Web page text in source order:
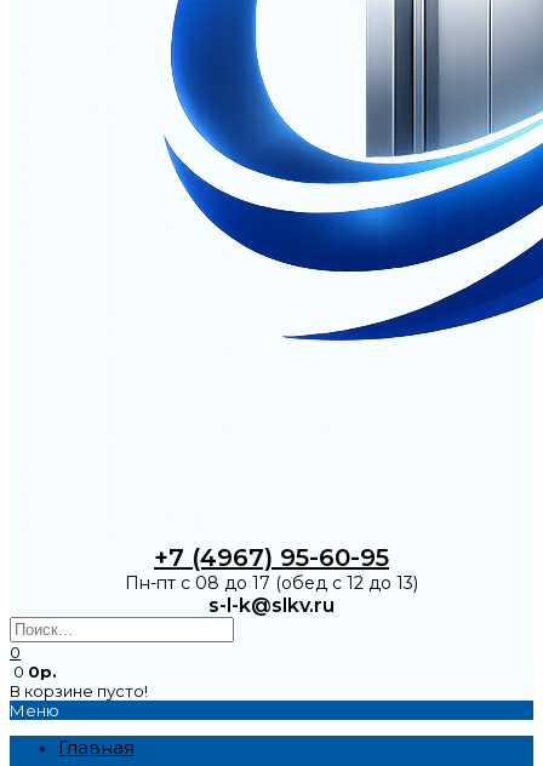
+7 (4967) 95-60-95
Пн-пт с 08 до 17 (обед с 12 до 13)
s-l-k@slkv.ru
0
0 0р.
В корзине пусто!
Меню
Главная